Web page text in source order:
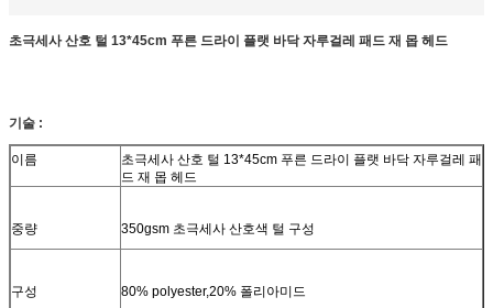
초극세사 산호 털 13*45cm 푸른 드라이 플랫 바닥 자루걸레 패드 재 몹 헤드
기술 :
이름
초극세사 산호 털 13*45cm 푸른 드라이 플랫 바닥 자루걸레 패
드 재 몹 헤드
중량 350gsm 초극세사 산호색 털 구성
구성 80% polyester,20% 폴리아미드